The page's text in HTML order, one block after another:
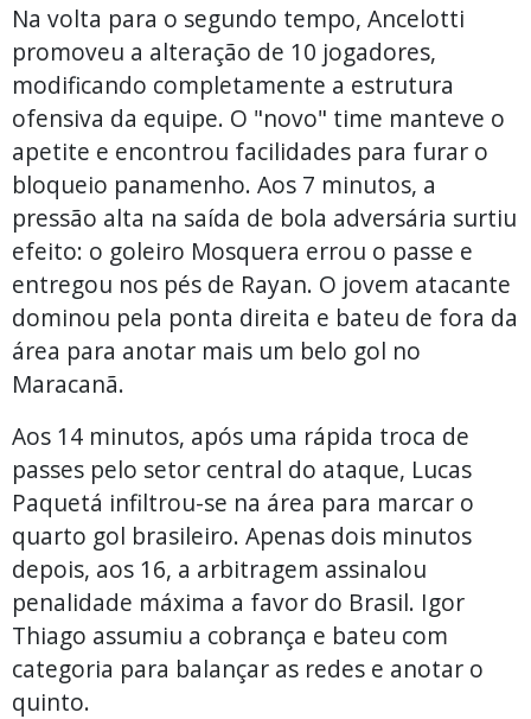
Na volta para o segundo tempo, Ancelotti
promoveu a alteração de 10 jogadores,
modificando completamente a estrutura
ofensiva da equipe. O "novo" time manteve o
apetite e encontrou facilidades para furar o
bloqueio panamenho. Aos 7 minutos, a
pressão alta na saída de bola adversária surtiu
efeito: o goleiro Mosquera errou o passe e
entregou nos pés de Rayan. O jovem atacante
dominou pela ponta direita e bateu de fora da
área para anotar mais um belo gol no
Maracanã.
Aos 14 minutos, após uma rápida troca de
passes pelo setor central do ataque, Lucas
Paquetá infiltrou-se na área para marcar o
quarto gol brasileiro. Apenas dois minutos
depois, aos 16, a arbitragem assinalou
penalidade máxima a favor do Brasil. Igor
Thiago assumiu a cobrança e bateu com
categoria para balançar as redes e anotar o
quinto.